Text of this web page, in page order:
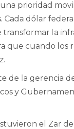
una prioridad
dólar
la
que cuando los
de la gerencia
y
el Zar